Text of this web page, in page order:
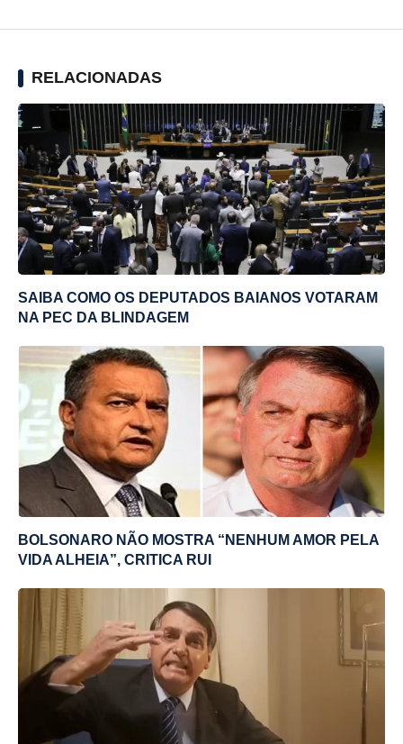
RELACIONADAS
SAIBA COMO OS DEPUTADOS BAIANOS VOTARAM
NA PEC DA BLINDAGEM
BOLSONARO NÃO MOSTRA “NENHUM AMOR PELA
VIDA ALHEIA”, CRITICA RUI